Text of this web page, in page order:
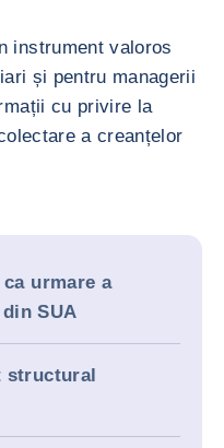
instrument valoros
și pentru managerii
cu privire la
a creanțelor
urmare a
SUA
structural